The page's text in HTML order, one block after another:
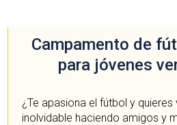
Campamento de
para jóvenes
¿Te apasiona el fútbol y quieres
inolvidable haciendo amigos y